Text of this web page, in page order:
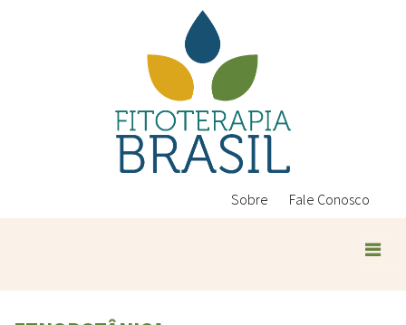
Sobre Fale Conosco